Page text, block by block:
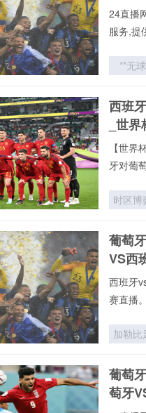
的优化
24直播
服务,提
**无
跑动矩
空间
西班
_世
【世界
牙对葡
时区博
战场
葡萄
VS西
西班牙
赛直播
加勒比
杯中
张门
葡萄
萄牙